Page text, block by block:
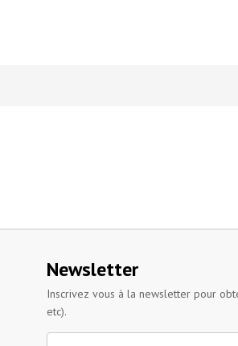
Newsletter
Inscrivez vous à la newsletter pour
etc).